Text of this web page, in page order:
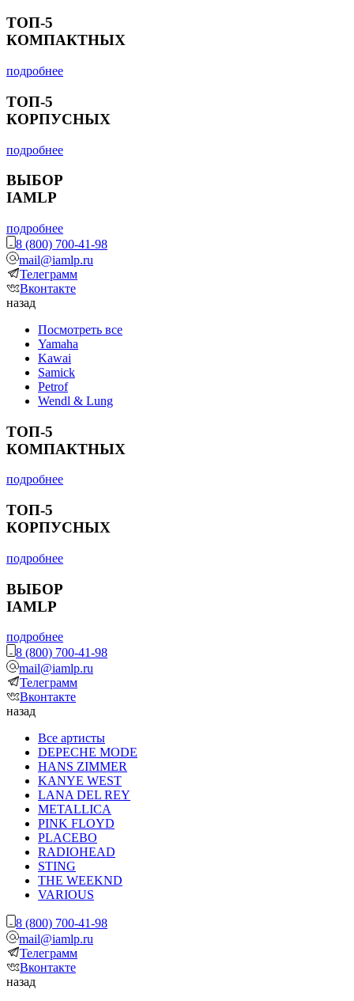
ТОП-5
КОМПАКТНЫХ
подробнее
ТОП-5
КОРПУСНЫХ
подробнее
ВЫБОР
IAMLP
подробнее
8 (800) 700-41-98
mail@iamlp.ru
Телеграмм
Вконтакте
назад
Посмотреть все
Yamaha
Kawai
Samick
Petrof
Wendl & Lung
ТОП-5
КОМПАКТНЫХ
подробнее
ТОП-5
КОРПУСНЫХ
подробнее
ВЫБОР
IAMLP
подробнее
8 (800) 700-41-98
mail@iamlp.ru
Телеграмм
Вконтакте
назад
Все артисты
DEPECHE MODE
HANS ZIMMER
KANYE WEST
LANA DEL REY
METALLICA
PINK FLOYD
PLACEBO
RADIOHEAD
STING
THE WEEKND
VARIOUS
8 (800) 700-41-98
mail@iamlp.ru
Телеграмм
Вконтакте
назад